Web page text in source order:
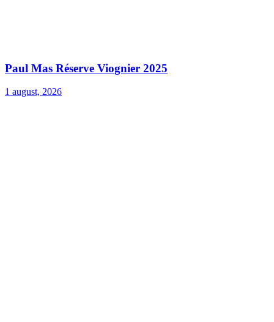
Paul Mas Réserve Viognier 2025
1 august, 2026